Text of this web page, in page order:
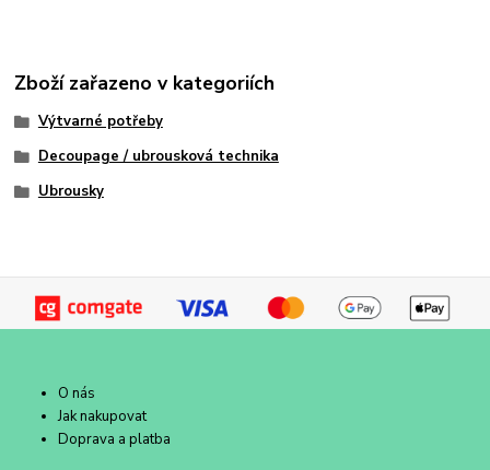
Zboží zařazeno v kategoriích
Výtvarné potřeby
Decoupage / ubrousková technika
Ubrousky
O nás
Jak nakupovat
Doprava a platba